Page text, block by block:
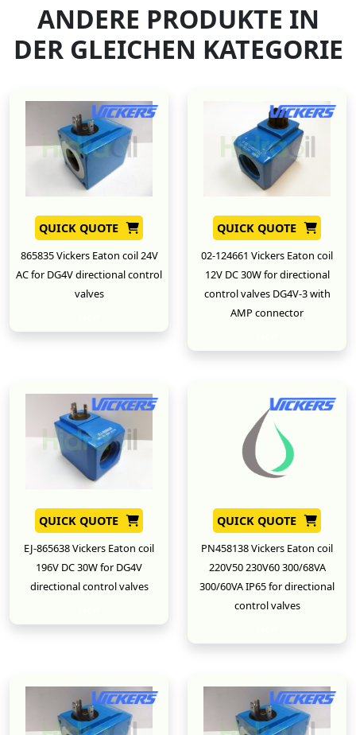
ANDERE PRODUKTE IN
DER GLEICHEN KATEGORIE
QUICK QUOTE
865835 Vickers Eaton coil 24V
AC for DG4V directional control
valves
QUICK QUOTE
02-124661 Vickers Eaton coil
12V DC 30W for directional
control valves DG4V-3 with
AMP connector
QUICK QUOTE
EJ-865638 Vickers Eaton coil
196V DC 30W for DG4V
directional control valves
QUICK QUOTE
PN458138 Vickers Eaton coil
220V50 230V60 300/68VA
300/60VA IP65 for directional
control valves